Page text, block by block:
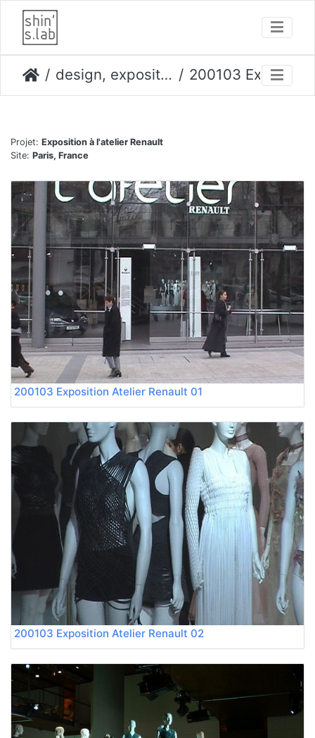
design, expositions 200103 Exposition Atelier Renault
Projet: Exposition à l'atelier Renault
Site: Paris, France
200103 Exposition Atelier Renault 01
200103 Exposition Atelier Renault 02